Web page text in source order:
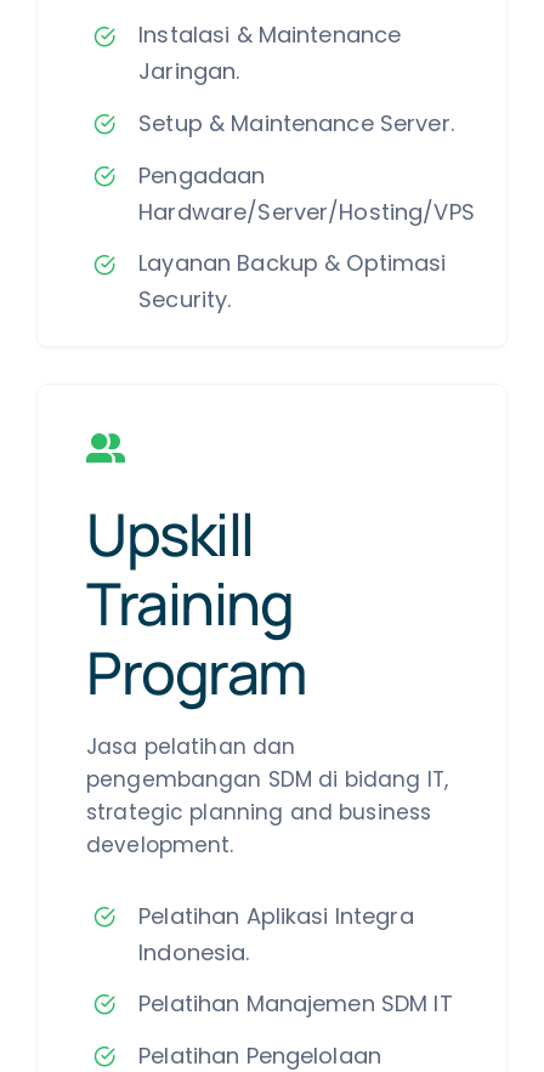
Instalasi & Maintenance
Jaringan.
Setup & Maintenance Server.
Pengadaan
Hardware/Server/Hosting/VPS
Layanan Backup & Optimasi
Security.
Upskill
Training
Program
Jasa pelatihan dan
pengembangan SDM di bidang IT,
strategic planning and business
development.
Pelatihan Aplikasi Integra
Indonesia.
Pelatihan Manajemen SDM IT
Pelatihan Pengelolaan